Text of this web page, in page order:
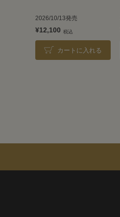
2026/10/13発売
¥12,100
カートに入れる